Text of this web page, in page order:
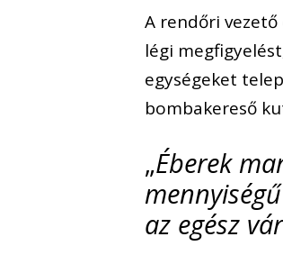
A rendőri
légi
egységeket
bombakereső
„Éberek
az egész